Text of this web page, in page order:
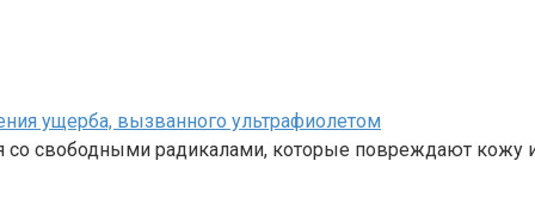
ущерба, вызванного ультрафиолетом
со свободными радикалами, которые повреждают кожу